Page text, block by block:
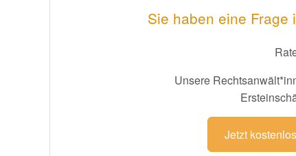
Sie haben eine Frage
Unsere
Jetzt